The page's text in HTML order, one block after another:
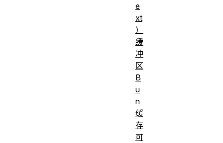
e
xt
）
缓
冲
区
B
u
n
缓
存
可